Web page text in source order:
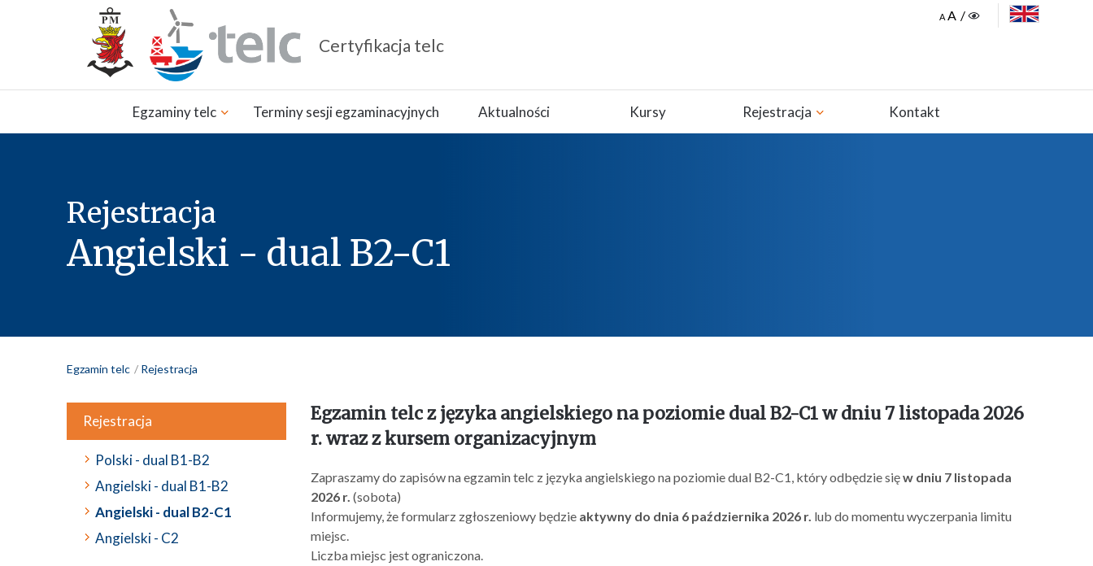
Certyfikacja telc
Egzaminy telc Terminy sesji egzaminacyjnych Aktualności Kursy Rejestracja Kontakt
Rejestracja
Angielski - dual B2-C1
Egzamin telc Rejestracja
Rejestracja
Polski - dual B1-B2
Angielski - dual B1-B2
Angielski - dual B2-C1
Angielski - C2
Egzamin telc z języka angielskiego na poziomie dual B2-C1 w dniu 7 listopada 2026
r. wraz z kursem organizacyjnym
Zapraszamy do zapisów na egzamin telc z języka angielskiego na poziomie dual B2-C1, który odbędzie sięw dniu 7 listopada
2026 r. (sobota)
Informujemy, że formularz zgłoszeniowy będzie aktywny do dnia 6 października 2026 r. lub do momentu wyczerpania limitu
miejsc.
Liczba miejsc jest ograniczona.